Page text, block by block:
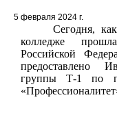
5 февраля 2024 г.
Сегодня,
колледже
Российской
предоставлено
группы Т-1 по